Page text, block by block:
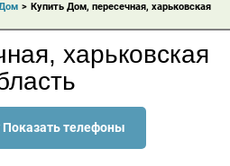
> Купить Дом, пересечная, харьковская
харьковская
телефоны